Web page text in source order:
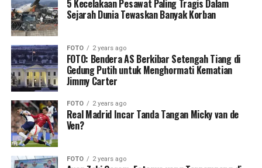
5 Kecelakaan Pesawat Paling Tragis Dalam
Sejarah Dunia Tewaskan Banyak Korban
FOTO 2 years ago
FOTO: Bendera AS Berkibar Setengah Tiang di
Gedung Putih untuk Menghormati Kematian
Jimmy Carter
FOTO 2 years ago
Real Madrid Incar Tanda Tangan Micky van de
Ven?
FOTO 2 years ago